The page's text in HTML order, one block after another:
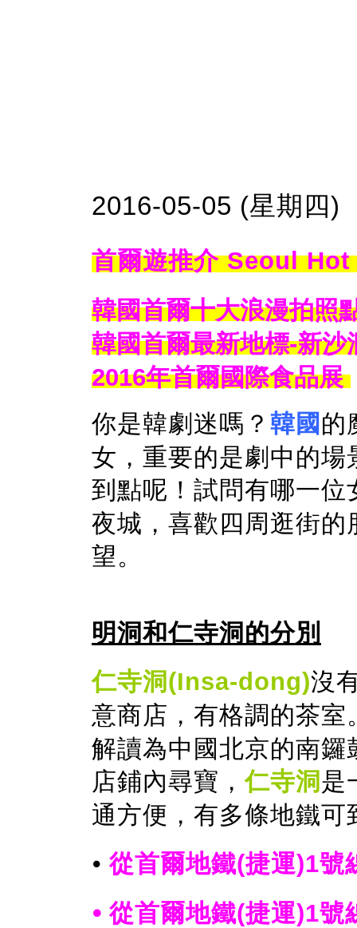
2016-05-05 (星期四)
首爾遊推介 Seoul
韓國首爾十大浪漫拍
韓國首爾最新地標-新沙
2016年首爾國際食品展
你是韓劇迷嗎？ 韓國 的
女，重要的是劇中的
到點呢！試問有哪一位
夜城，喜歡四周逛街
望。
明洞和仁寺洞的分別
仁寺洞(Insa-dong)沒
意商店，有格調的茶
解讀為中國北京的南
店鋪內尋寶，仁寺洞是
通方便，有多條地鐵可
⦁ 從首爾地鐵(捷運)1號
⦁ 從首爾地鐵(捷運)1號